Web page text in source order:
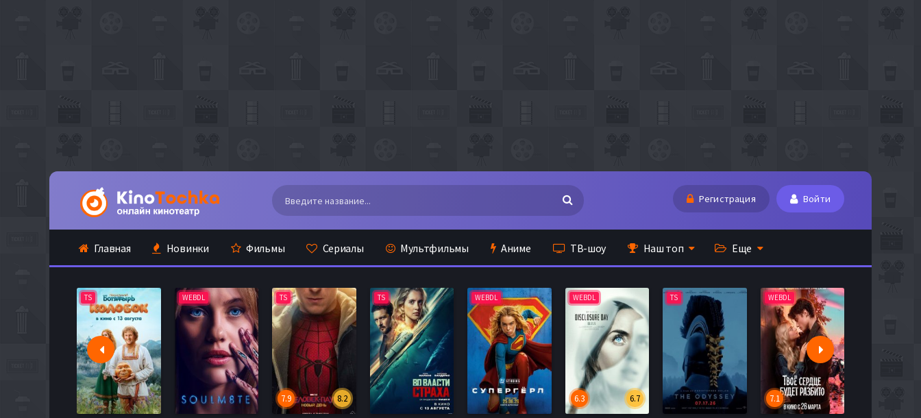
Регистрация Войти
Главная Новинки Фильмы Сериалы Мультфильмы Аниме ТВ-шоу Наш топ Еще
TS WEBDL TS
8.2
7.9
TS WEBDL WEBDL
6.7
6.3
TS WEBDL
7.1